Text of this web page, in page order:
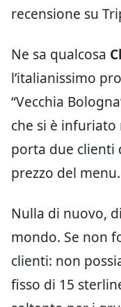
recensione su
Ne sa qualcosa
l’italianissimo
“Vecchia
che si è
porta due clienti
prezzo del menu.
Nulla di nuovo,
mondo. Se non
clienti: non
fisso di 15